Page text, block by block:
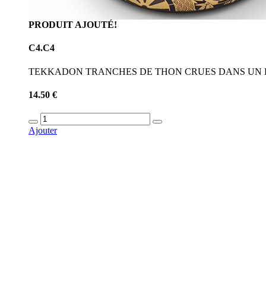
PRODUIT AJOUTÉ!
C4.C4
TEKKADON TRANCHES DE THON CRUES DANS
14.50 €
Ajouter